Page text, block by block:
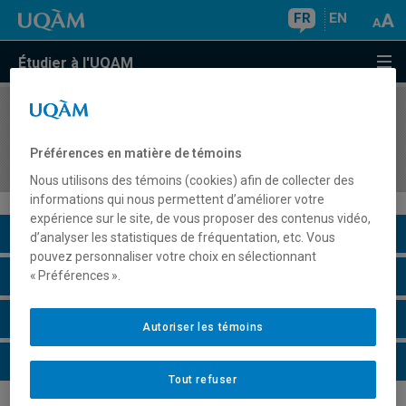
FR EN
Étudier à l'UQAM
COURS//
du travail
Description du cours
Horaire - Été 2026
Horaire - Automne 2026
Horaire - Hiver 2027
Préférences en matière de témoins
Nous utilisons des témoins (cookies) afin de collecter des
informations qui nous permettent d’améliorer votre
expérience sur le site, de vous proposer des contenus vidéo,
d’analyser les statistiques de fréquentation, etc. Vous
pouvez personnaliser votre choix en sélectionnant
« Préférences ».
Tout refuser
Autoriser les témoins